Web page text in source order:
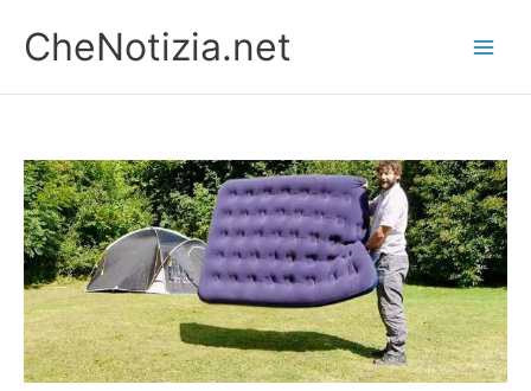
contenuto
CheNotizia.net